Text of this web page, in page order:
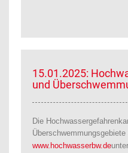
15.01.2025:
und
Die
www.hochwasserbw.de